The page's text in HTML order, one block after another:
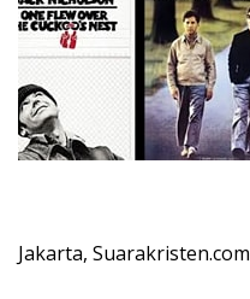
Jakarta, Suarakristen.com